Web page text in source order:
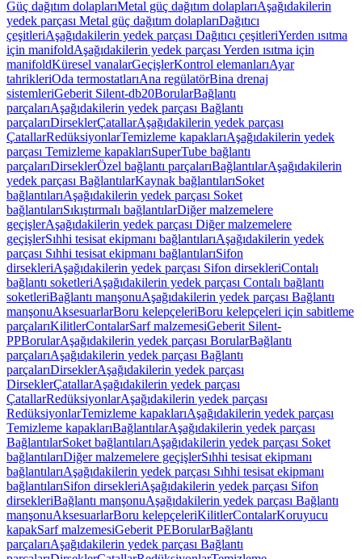
Güç dağıtım dolaplarıMetal güç dağıtım dolaplarıAşağıdakilerin
yedek parçası Metal güç dağıtım dolaplarıDağıtıcı
çeşitleriAşağıdakilerin yedek parçası Dağıtıcı çeşitleriYerden ısıtma
için manifoldAşağıdakilerin yedek parçası Yerden ısıtma için
manifoldKüresel vanalarGeçişlerKontrol elemanlarıAyar
tahrikleriOda termostatlarıAna regülatörBina drenaj
sistemleriGeberit Silent-db20BorularBağlantı
parçalarıAşağıdakilerin yedek parçası Bağlantı
parçalarıDirseklerÇatallarAşağıdakilerin yedek parçası
ÇatallarRedüksiyonlarTemizleme kapaklarıAşağıdakilerin yedek
parçası Temizleme kapaklarıSuperTube bağlantı
parçalarıDirseklerÖzel bağlantı parçalarıBağlantılarAşağıdakilerin
yedek parçası BağlantılarKaynak bağlantılarıSoket
bağlantılarıAşağıdakilerin yedek parçası Soket
bağlantılarıSıkıştırmalı bağlantılarDiğer malzemelere
geçişlerAşağıdakilerin yedek parçası Diğer malzemelere
geçişlerSıhhi tesisat ekipmanı bağlantılarıAşağıdakilerin yedek
parçası Sıhhi tesisat ekipmanı bağlantılarıSifon
dirsekleriAşağıdakilerin yedek parçası Sifon dirsekleriContalı
bağlantı soketleriAşağıdakilerin yedek parçası Contalı bağlantı
soketleriBağlantı manşonuAşağıdakilerin yedek parçası Bağlantı
manşonuAksesuarlarBoru kelepçeleriBoru kelepçeleri için sabitleme
parçalarıKilitlerContalarSarf malzemesiGeberit Silent-
PPBorularAşağıdakilerin yedek parçası BorularBağlantı
parçalarıAşağıdakilerin yedek parçası Bağlantı
parçalarıDirseklerAşağıdakilerin yedek parçası
DirseklerÇatallarAşağıdakilerin yedek parçası
ÇatallarRedüksiyonlarAşağıdakilerin yedek parçası
RedüksiyonlarTemizleme kapaklarıAşağıdakilerin yedek parçası
Temizleme kapaklarıBağlantılarAşağıdakilerin yedek parçası
BağlantılarSoket bağlantılarıAşağıdakilerin yedek parçası Soket
bağlantılarıDiğer malzemelere geçişlerSıhhi tesisat ekipmanı
bağlantılarıAşağıdakilerin yedek parçası Sıhhi tesisat ekipmanı
bağlantılarıSifon dirsekleriAşağıdakilerin yedek parçası Sifon
dirsekleriBağlantı manşonuAşağıdakilerin yedek parçası Bağlantı
manşonuAksesuarlarBoru kelepçeleriKilitlerContalarKoruyucu
kapakSarf malzemesiGeberit PEBorularBağlantı
parçalarıAşağıdakilerin yedek parçası Bağlantı